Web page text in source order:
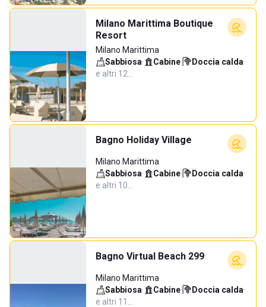
Milano Marittima Boutique
Resort
Milano Marittima
Sabbiosa· Cabine· Doccia calda·
e altri 12…
Bagno Holiday Village
Milano Marittima
Sabbiosa· Cabine· Doccia calda·
e altri 10…
Bagno Virtual Beach 299
Milano Marittima
Sabbiosa· Cabine· Doccia calda·
e altri 11…